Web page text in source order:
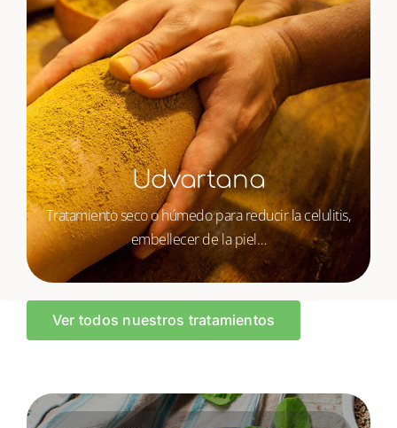
Udvartana
Tratamiento seco o húmedo para reducir la celulitis,
embellecer de la piel…
Ver todos nuestros tratamientos